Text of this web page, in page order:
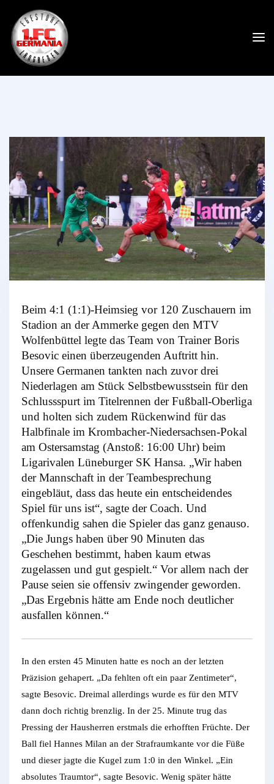
Beim 4:1 (1:1)-Heimsieg vor 120 Zuschauern im
Stadion an der Ammerke gegen den MTV
Wolfenbüttel legte das Team von Trainer Boris
Besovic einen überzeugenden Auftritt hin.
Unsere Germanen tankten nach zuvor drei
Niederlagen am Stück Selbstbewusstsein für den
Schlussspurt im Titelrennen der Fußball-Oberliga
und holten sich zudem Rückenwind für das
Halbfinale im Krombacher-Niedersachsen-Pokal
am Ostersamstag (Anstoß: 16:00 Uhr) beim
Ligarivalen Lüneburger SK Hansa. „Wir haben
der Mannschaft in der Teambesprechung
eingebläut, dass das heute ein entscheidendes
Spiel für uns ist“, sagte der Coach. Und
offenkundig sahen die Spieler das ganz genauso.
„Die Jungs haben über 90 Minuten das
Geschehen bestimmt, haben kaum etwas
zugelassen und gut gespielt.“ Vor allem nach der
Pause seien sie offensiv zwingender geworden.
„Das Ergebnis hätte am Ende noch deutlicher
ausfallen können.“
In den ersten 45 Minuten hatte es noch an der letzten
Präzision gehapert. „Da fehlten oft ein paar Zentimeter“,
sagte Besovic. Dreimal allerdings wurde es für den MTV
dann doch richtig brenzlig. In der 25. Minute trug das
Pressing der Hausherren erstmals die erhofften Früchte. Der
Ball fiel Hannes Milan an der Strafraumkante vor die Füße
und dieser jagte die Kugel zum 1:0 in den Winkel. „Ein
absolutes Traumtor“, sagte Besovic. Wenig später hätte